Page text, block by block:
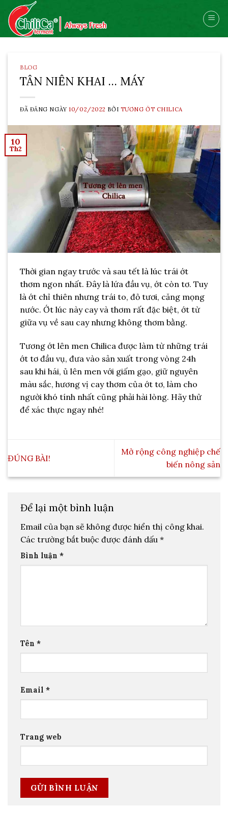
Skip
content
BLOG
TÂN NIÊN KHAI … MÁY
ĐÃ ĐĂNG NGÀY10/02/2022 BỞI TƯƠNG ỚT CHILICA
10
Th2
Thời gian ngay trước và sau tết là lúc trái ớt
thơm ngon nhất. Đây là lứa đầu vụ, ớt còn tơ. Tuy
là ớt chỉ thiên nhưng trái to, đỏ tươi, căng mọng
nước. Ớt lúc này cay và thơm rất đặc biệt, ớt từ
giữa vụ về sau cay nhưng không thơm bằng.
Tương ớt lên men Chilica được làm từ những trái
ớt tơ đầu vụ, đưa vào sản xuất trong vòng 24h
sau khi hái, ủ lên men với giấm gạo, giữ nguyên
màu sắc, hương vị cay thơm của ớt tơ, làm cho
người khó tính nhất cũng phải hài lòng. Hãy thử
để xác thực ngay nhé!
ĐÚNG BÀI!
Mở rộng công nghiệp chế
biến nông sản
Để lại một bình luận
Email của bạn sẽ không được hiển thị công khai.
Các trường bắt buộc được đánh dấu *
Bình luận *
Tên *
Email *
Trang web